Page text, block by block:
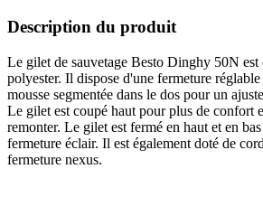
Description du produit
Le gilet de sauvetage Besto Dinghy 50N est
polyester. Il dispose d'une fermeture
mousse segmentée dans le dos pour un
Le gilet est coupé haut pour plus de confort
remonter. Le gilet est fermé en haut et en
fermeture éclair. Il est également doté de
fermeture nexus.